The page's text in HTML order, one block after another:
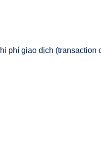
phí giao dịch (transaction